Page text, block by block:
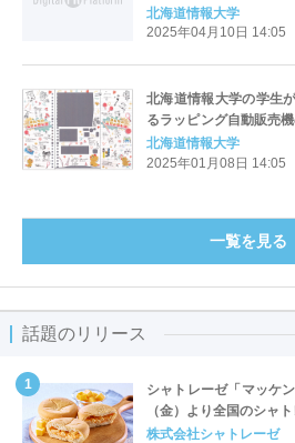
端経営学科」を「経営
学研究科」を「総合情報
北海道情報大学
2025年04月10日 14:05
北海道情報大学の学生
るラッピング自動販売
月15日に除幕式を開催
北海道情報大学
2025年01月08日 14:05
一覧を見る
話題のリリース
シャトレーゼ「マッケ
（金）より全国のシャ
株式会社シャトレーゼ